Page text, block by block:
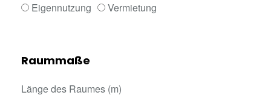
Eigennutzung
Vermietung
Raummaße
Länge des Raumes (m)